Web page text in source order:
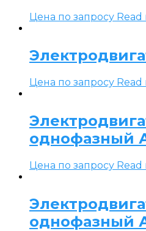
Цена по запросу Read
Цена по запросу Read
однофазный
Цена по запросу Read
однофазный